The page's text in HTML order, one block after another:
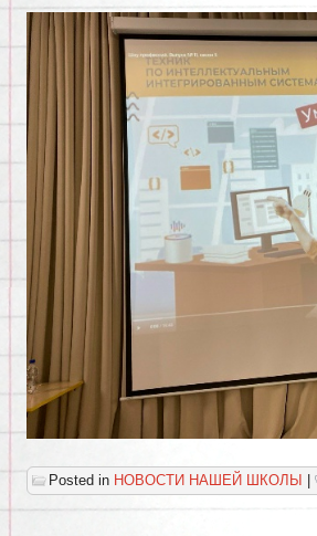
Posted in НОВОСТИ НАШЕЙ ШКОЛЫ |